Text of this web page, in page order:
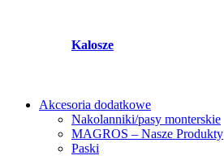
Kalosze
Akcesoria dodatkowe
Nakolanniki/pasy monterskie
MAGROS – Nasze Produkty
Paski